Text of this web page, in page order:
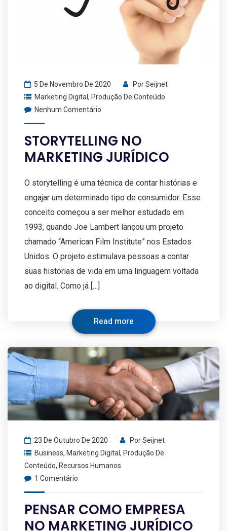
5 De Novembro De 2020 PorSeijnet
Marketing Digital , Produção De Conteúdo
Nenhum Comentário
STORYTELLING NO
MARKETING JURÍDICO
O storytelling é uma técnica de contar histórias e
engajar um determinado tipo de consumidor. Esse
conceito começou a ser melhor estudado em
1993, quando Joe Lambert lançou um projeto
chamado “American Film Institute” nos Estados
Unidos. O projeto estimulava pessoas a contar
suas histórias de vida em uma linguagem voltada
ao digital. Como já […]
Read more
23 De Outubro De 2020 PorSeijnet
Business, Marketing Digital , Produção De
Conteúdo, Recursos Humanos
1 Comentário
PENSAR COMO EMPRESA
NO MARKETING JURÍDICO